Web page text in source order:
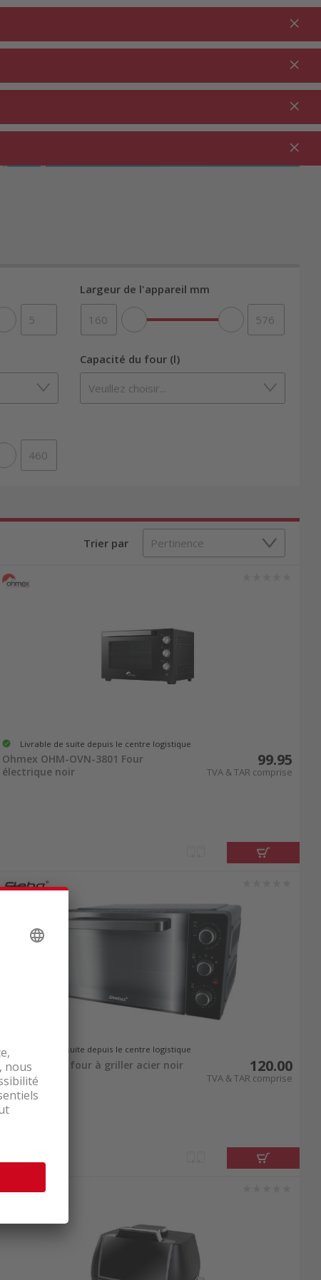
Au panier
Largeur de l'appareil mm
Capacité du four (l)
Trier par
Livrable de suite depuis le centre logistique
Ohmex OHM-OVN-3801 Four
électrique noir
99.95
TVA & TAR comprise
Livrable de suite depuis le centre logistique
Steba KB 224 four à griller acier noir 120.00
TVA & TAR comprise